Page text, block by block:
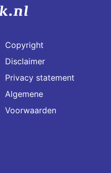
Copyright
Disclaimer
Privacy statement
Algemene
Voorwaarden